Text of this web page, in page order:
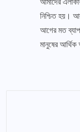
নিশ্চিত হয়।
আগের মত
মানুষের